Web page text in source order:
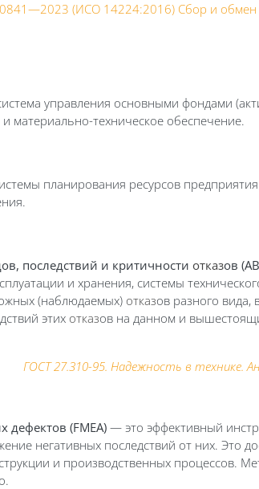
(ИСО 14224:2016) Сбор и обмен
управления основными фондами
материально-техническое обеспечение.
планирования ресурсов
последствий и критичности отказов
и хранения, системы
(наблюдаемых) отказов разного
этих отказов на данном и
ГОСТ 27.310-95. Надежность в технике.
(FMEA)— это эффективный
негативных последствий от них. Это
и производственных процессов.